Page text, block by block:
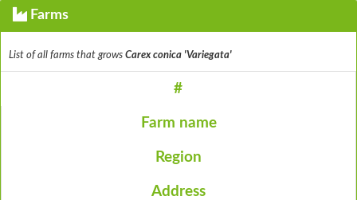
Farms
List of all farms that grows Carex conica 'Variegata'
#
Farm name
Region
Address